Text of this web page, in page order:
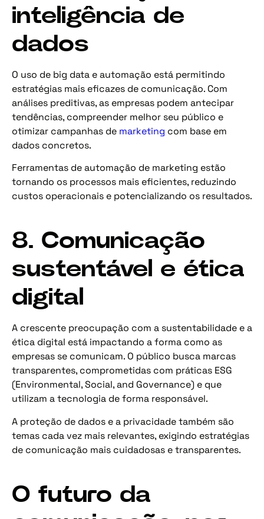
inteligência de
dados
O uso de big data e automação está permitindo
estratégias mais eficazes de comunicação. Com
análises preditivas, as empresas podem antecipar
tendências, compreender melhor seu público e
otimizar campanhas de marketing com base em
dados concretos.
Ferramentas de automação de marketing estão
tornando os processos mais eficientes, reduzindo
custos operacionais e potencializando os resultados.
8. Comunicação
sustentável e ética
digital
A crescente preocupação com a sustentabilidade e a
ética digital está impactando a forma como as
empresas se comunicam. O público busca marcas
transparentes, comprometidas com práticas ESG
(Environmental, Social, and Governance) e que
utilizam a tecnologia de forma responsável.
A proteção de dados e a privacidade também são
temas cada vez mais relevantes, exigindo estratégias
de comunicação mais cuidadosas e transparentes.
O futuro da